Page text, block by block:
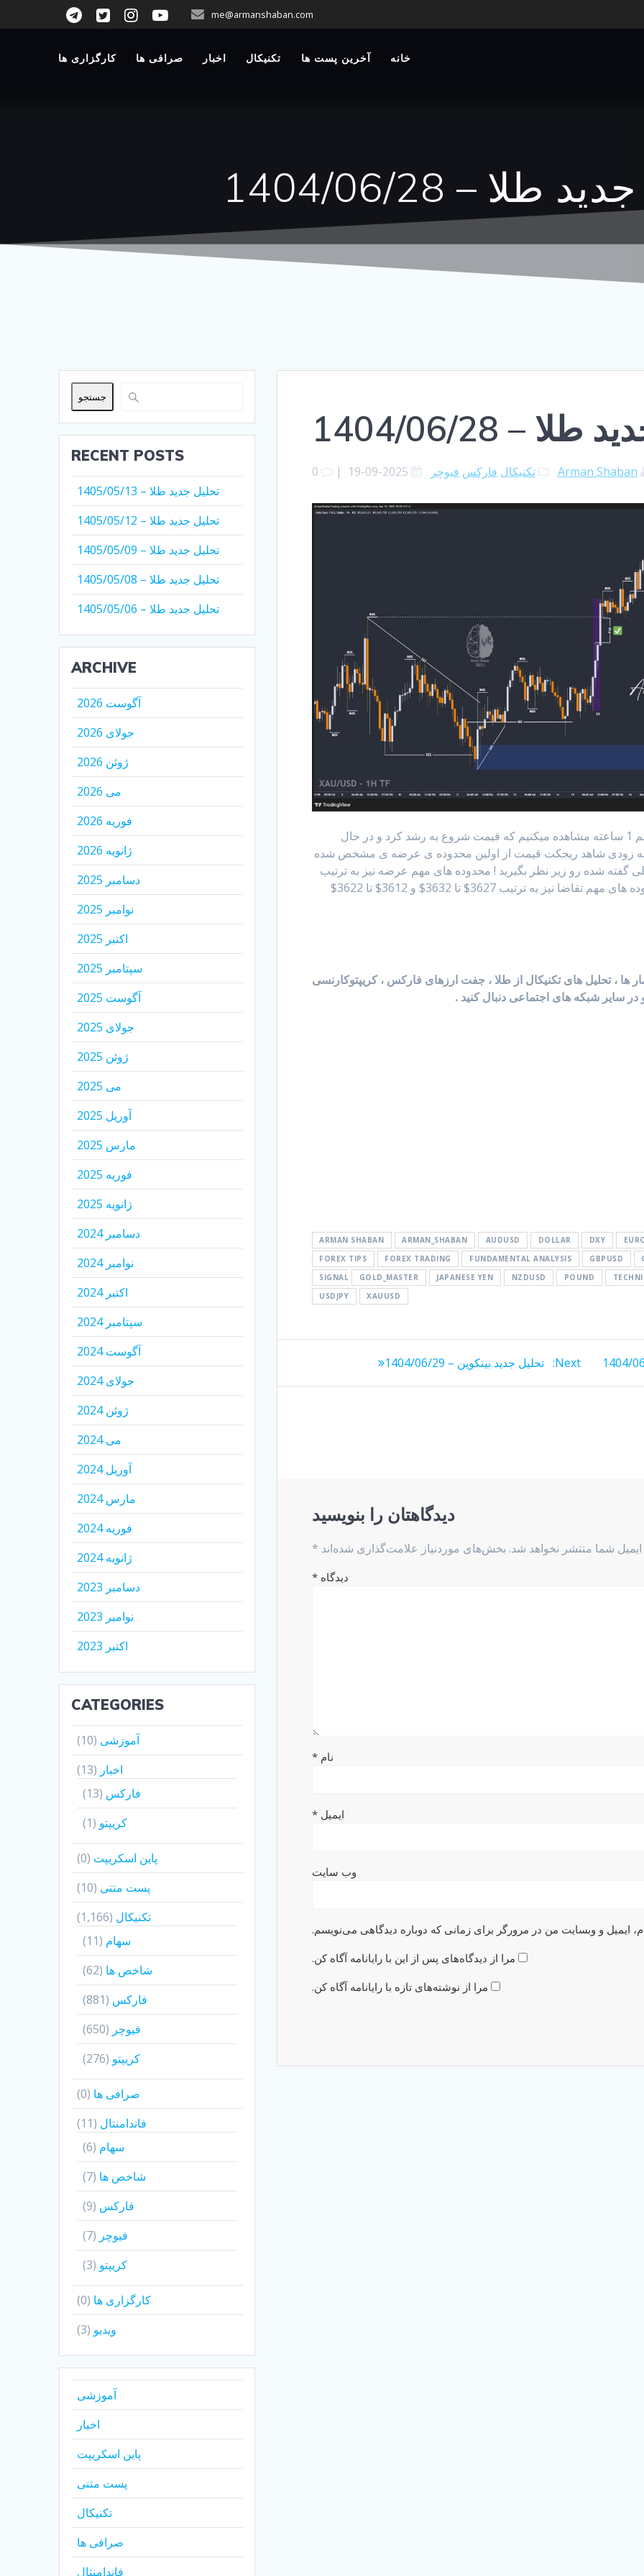
me@armanshaban.com
خانه آخرین پست ها تکنیکال اخبار صرافی ها کارگزاری ها
طلا – 1404/06/28
– 1404/06/28
Arman Shaban تکنیکال فارکس فیوچر 2025-09-19
|
0
با بررسی چارت #طلا در تایم فریم 1 ساعته مشاهده میکنیم که قیمت شروع به رشد کرد و در حال
شده و انتظار دارم به زودی شاهد ریجکت قیمت از اولین محدوده ی عرضه ی مشخص شده
شده رو زیر نظر بگیرید ! محدوده های مهم عرضه نیز به ترتیب
3667$ ، 3677$ ، 3684$ و 3691$ میباشند ! محدوده های مهم تقاضا نیز به ترتیب 3627$ تا 3632$ و 3612$ تا 3622$
ها ، تحلیل های تکنیکال از طلا ، جفت ارزهای فارکس ، کریپتوکارنسی
سایر شبکه های اجتماعی دنبال کنید .
ARMAN SHABAN ARMAN_SHABAN AUDUSD DOLLAR DXY
FOREX TIPS
FOREX TRADING FUNDAMENTAL ANALYSIS GBPUSD
SIGNAL
GOLD_MASTER JAPANESE YEN NZDUSD POUND
USDJPY
XAUUSD
Next:
Next
تحلیل جدید بیتکوین – 1404/06/29
دیدگاهتان را بنویسید
شما منتشر نخواهد شد. بخش‌های موردنیاز علامت‌گذاری شده‌اند *
دیدگاه*
نام*
ایمیل*
وب‌ سایت
ایمیل و وبسایت من در مرورگر برای زمانی که دوباره دیدگاهی می‌نویسم.
مرا از دیدگاه‌های پس از این با رایانامه آگاه کن.
مرا از نوشته‌های تازه با رایانامه آگاه کن.
جستجو
RECENT POSTS
تحلیل جدید طلا – 1405/05/13
تحلیل جدید طلا – 1405/05/12
تحلیل جدید طلا – 1405/05/09
تحلیل جدید طلا – 1405/05/08
تحلیل جدید طلا – 1405/05/06
ARCHIVE
آگوست 2026
جولای 2026
ژوئن 2026
می 2026
فوریه 2026
ژانویه 2026
دسامبر 2025
نوامبر 2025
اکتبر 2025
سپتامبر 2025
آگوست 2025
جولای 2025
ژوئن 2025
می 2025
آوریل 2025
مارس 2025
فوریه 2025
ژانویه 2025
دسامبر 2024
نوامبر 2024
اکتبر 2024
سپتامبر 2024
آگوست 2024
جولای 2024
ژوئن 2024
می 2024
آوریل 2024
مارس 2024
فوریه 2024
ژانویه 2024
دسامبر 2023
نوامبر 2023
اکتبر 2023
CATEGORIES
آموزشی (10)
اخبار (13)
فارکس (13)
کریپتو (1)
پاین اسکریپت (0)
پست متنی (10)
تکنیکال (1,166)
سهام (11)
شاخص ها (62)
فارکس (881)
فیوچر (650)
کریپتو (276)
صرافی ها (0)
فاندامنتال (11)
سهام (6)
شاخص ها (7)
فارکس (9)
فیوچر (7)
کریپتو (3)
کارگزاری ها (0)
ویدیو (3)
آموزشی
اخبار
پاین اسکریپت
پست متنی
تکنیکال
صرافی ها
فاندامنتال